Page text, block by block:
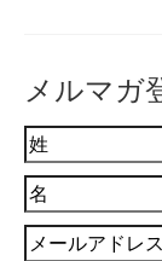
メルマガ